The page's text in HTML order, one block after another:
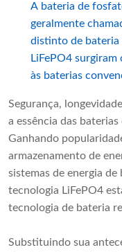
A bateria de
geralmente
distinto de bateria
LiFePO4
às baterias
Segurança,
a essência das
Ganhando
armazenamento de
sistemas de energia
tecnologia LiFePO4
tecnologia de bateria
Substituindo sua